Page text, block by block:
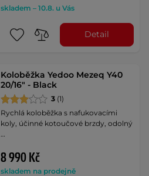
skladem – 10.8. u Vás
Detail
Koloběžka Yedoo Mezeq Y40
20/16" - Black
3 (1)
Rychlá koloběžka s nafukovacími
koly, účinné kotoučové brzdy, odolný
8 990 Kč
skladem na prodejně